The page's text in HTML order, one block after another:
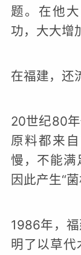
题。在他
功，大大增
在福建，还
20世纪80
原料都来
慢，不能满
因此产生“菌
1986年，
明了以草代